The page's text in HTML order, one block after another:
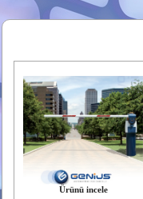
Ürünü incele